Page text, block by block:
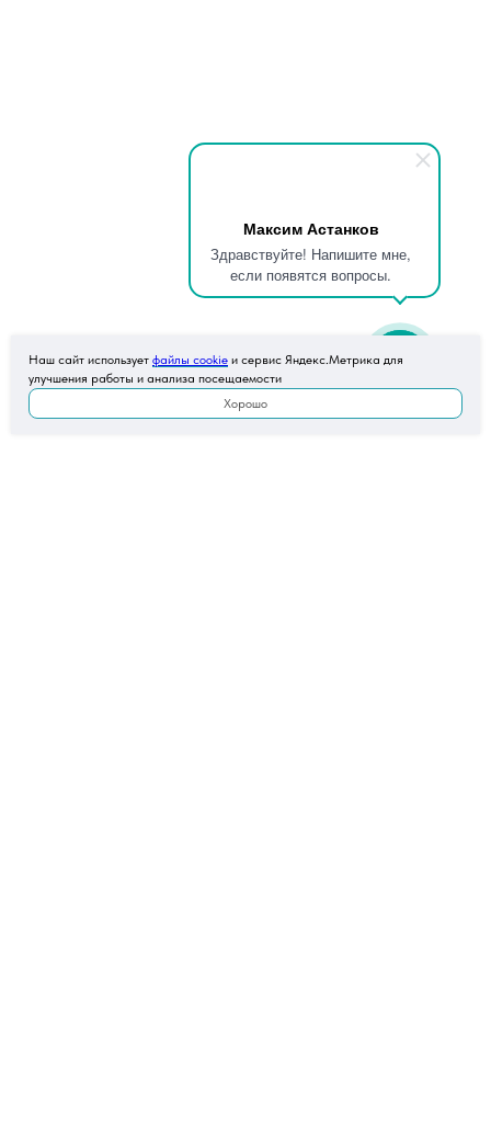
Максим Астанков
Здравствуйте! Напишите мне,
если появятся вопросы.
Наш сайт использует файлы cookie и сервис Яндекс.Метрика для
улучшения работы и анализа посещаемости
Хорошо